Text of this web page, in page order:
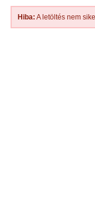
Hiba: A letöltés nem